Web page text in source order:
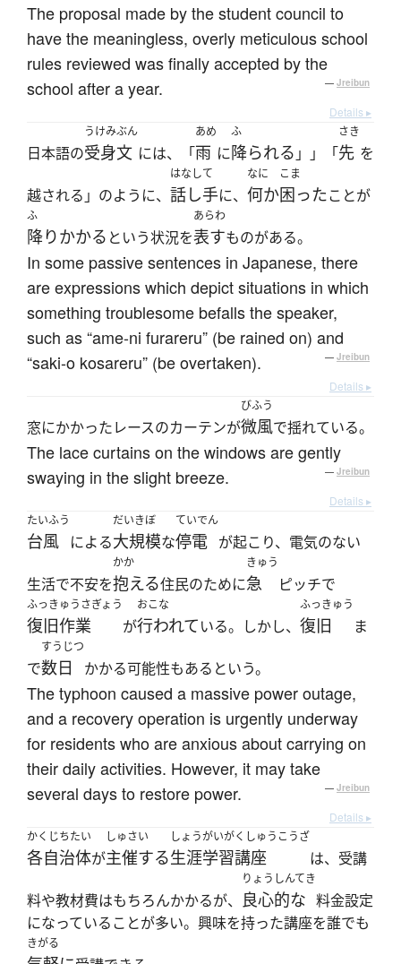
The proposal made by the student council to
have the meaningless, overly meticulous school
rules reviewed was finally accepted by the
school after a year.
— Jreibun
Details ▸
日本語の
うけみぶん
受身文 には、「
あめ
雨 に
ふ
降られる 」」「
さき
先 を
越される」のように、
はなして
話し手に、
なに
何か
こま
困ったことが
ふ
降りかかる という状況を
あらわ
表すものがある。
In some passive sentences in Japanese, there
are expressions which depict situations in which
something troublesome befalls the speaker,
such as “ame-ni furareru” (be rained on) and
“saki-o kosareru” (be overtaken).
— Jreibun
Details ▸
窓にかかったレースのカーテンが
びふう
微風で揺れている。
The lace curtains on the windows are gently
swaying in the slight breeze.
— Jreibun
Details ▸
たいふう
台風 による
だいきぼ
大規模な
ていでん
停電 が起こり、電気のない
生活で不安を
かか
抱える住民のために
きゅう
急 ピッチで
ふっきゅうさぎょう
復旧作業 が
おこな
行われている。しかし、
ふっきゅう
復旧 ま
で
すうじつ
数日 かかる可能性もあるという。
The typhoon caused a massive power outage,
and a recovery operation is urgently underway
for residents who are anxious about carrying on
their daily activities. However, it may take
several days to restore power.
— Jreibun
Details ▸
かくじちたい
各自治体が
しゅさい
主催する
しょうがいがくしゅうこうざ
生涯学習講座 は、受講
料や教材費はもちろんかかるが、
りょうしんてき
良心的な 料金設定
になっていることが多い。興味を持った講座を誰でも
きがる